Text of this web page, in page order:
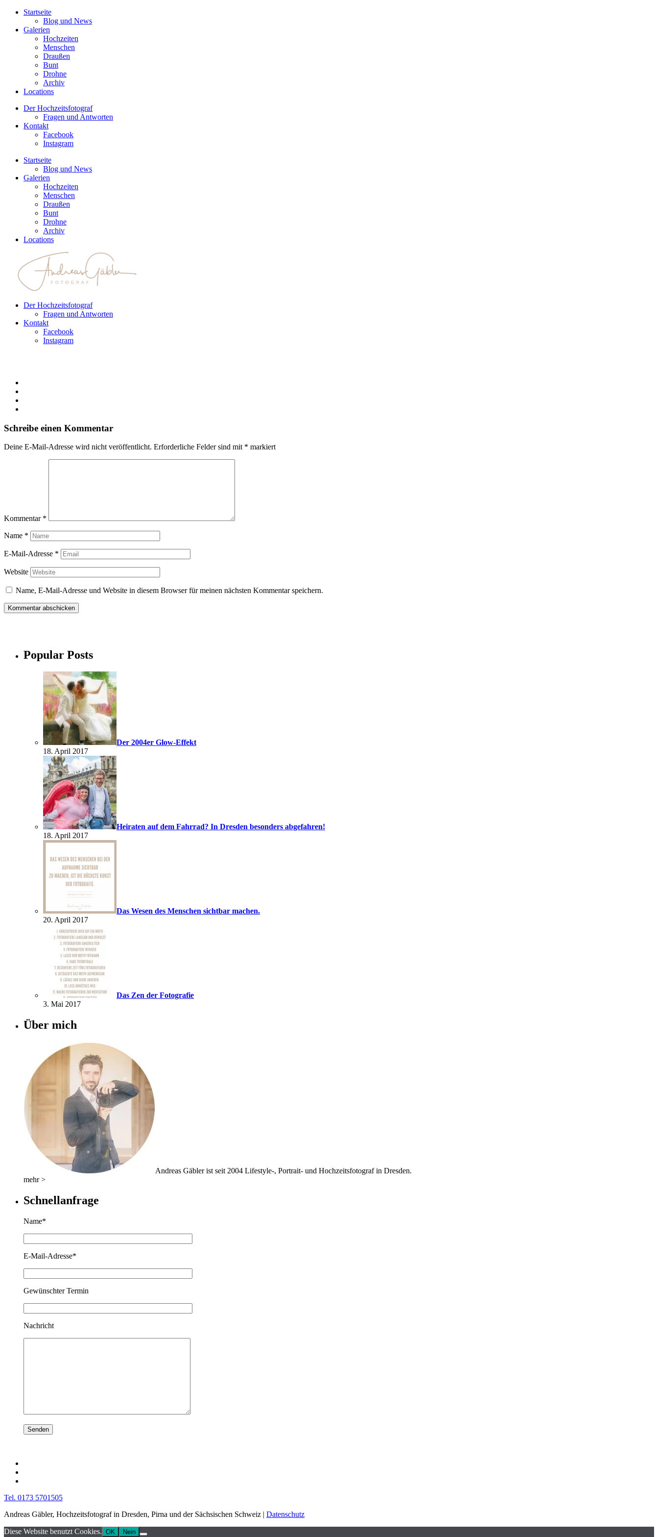
Startseite
Blog und News
Galerien
Hochzeiten
Menschen
Draußen
Bunt
Drohne
Archiv
Locations
Der Hochzeitsfotograf
Fragen und Antworten
Kontakt
Facebook
Instagram
Startseite
Blog und News
Galerien
Hochzeiten
Menschen
Draußen
Bunt
Drohne
Archiv
Locations
Der Hochzeitsfotograf
Fragen und Antworten
Kontakt
Facebook
Instagram
Schreibe einen Kommentar
Deine E-Mail-Adresse wird nicht veröffentlicht. Erforderliche Felder sind mit * markiert
Kommentar *
Name *
E-Mail-Adresse *
Website
Name, E-Mail-Adresse und Website in diesem Browser für meinen nächsten Kommentar speichern.
Popular Posts
Der 2004er Glow-Effekt
18. April 2017
Heiraten auf dem Fahrrad? In Dresden besonders abgefahren!
18. April 2017
Das Wesen des Menschen sichtbar machen.
20. April 2017
Das Zen der Fotografie
3. Mai 2017
Über mich
Andreas Gäbler ist seit 2004 Lifestyle-, Portrait- und Hochzeitsfotograf in Dresden.
mehr >
Schnellanfrage
Name*
E-Mail-Adresse*
Gewünschter Termin
Nachricht
Tel. 0173 5701505
Andreas Gäbler, Hochzeitsfotograf in Dresden, Pirna und der Sächsischen Schweiz | Datenschutz
Diese Website benutzt Cookies. OK Nein